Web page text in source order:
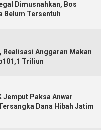
Dimusnahkan, Bos
Belum Tersentuh
Realisasi Anggaran Makan
Triliun
Jemput Paksa Anwar
Dana Hibah Jatim